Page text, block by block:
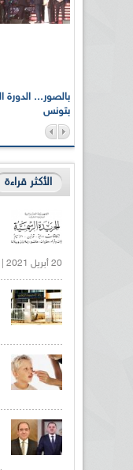
بتونس
الأكثر قراءة
20 أبريل 2021 |